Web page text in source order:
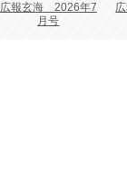
広報玄海 2026年7
月号